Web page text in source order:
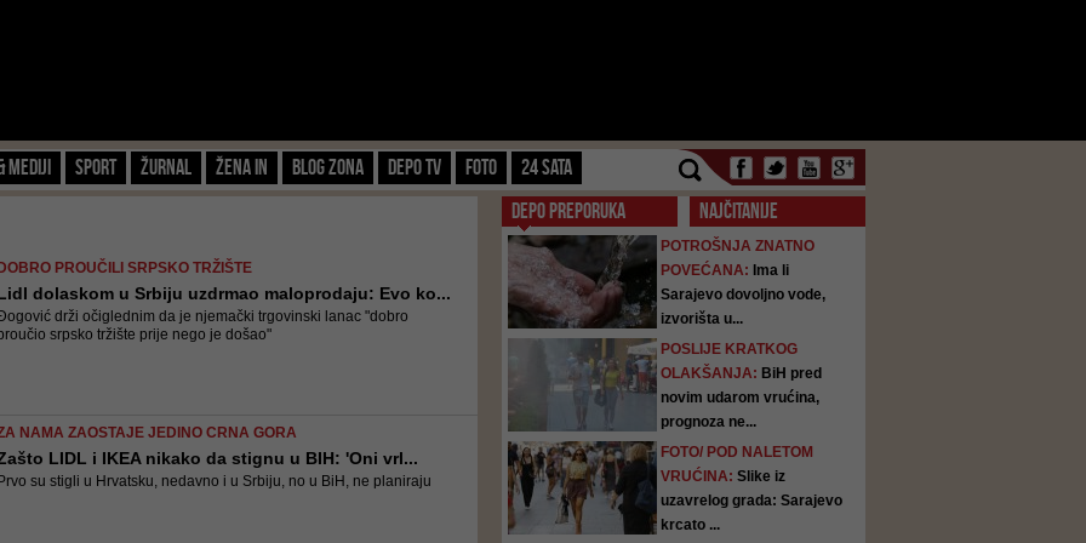
Mediji Sport Žurnal Žena IN Blog zona Depo TV FOTO 24 SATA
PROUČILI SRPSKO TRŽIŠTE
dolaskom u Srbiju uzdrmao maloprodaju: Evo ko...
drži očiglednim da je njemački trgovinski lanac "dobro
srpsko tržište prije nego je došao"
NAMA ZAOSTAJE JEDINO CRNA GORA
LIDL i IKEA nikako da stignu u BIH: 'Oni vrl...
su stigli u Hrvatsku, nedavno i u Srbiju, no u BiH, ne planiraju
DEPO PREPORUKA NAJČITANIJE
POTROŠNJA ZNATNO
POVEĆANA: Ima li
Sarajevo dovoljno vode,
izvorišta u...
POSLIJE KRATKOG
OLAKŠANJA: BiH pred
novim udarom vrućina,
prognoza ne...
FOTO/ POD NALETOM
VRUĆINA: Slike iz
uzavrelog grada: Sarajevo
krcato ...